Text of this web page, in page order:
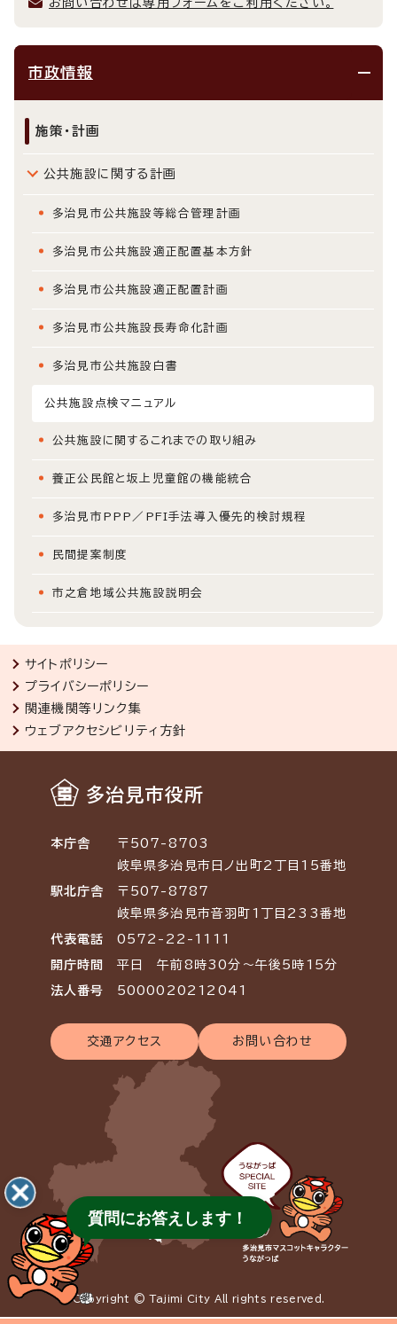
市政情報
施策・計画
公共施設に関する計画
多治見市公共施設等総合管理計画
多治見市公共施設適正配置基本方針
多治見市公共施設適正配置計画
多治見市公共施設長寿命化計画
多治見市公共施設白書
公共施設点検マニュアル
公共施設に関するこれまでの取り組み
養正公民館と坂上児童館の機能統合
多治見市PPP／PFI手法導入優先的検討規程
民間提案制度
市之倉地域公共施設説明会
サイトポリシー
プライバシーポリシー
関連機関等リンク集
ウェブアクセシビリティ方針
多治見市役所
本庁舎
〒507-8703
岐阜県多治見市日ノ出町2丁目15番地
駅北庁舎
〒507-8787
岐阜県多治見市音羽町1丁目233番地
代表電話 0572-22-1111
開庁時間 平日 午前8時30分～午後5時15分
法人番号 5000020212041
交通アクセス お問い合わせ
Copyright © Tajimi City All rights reserved.
質問にお答えします！